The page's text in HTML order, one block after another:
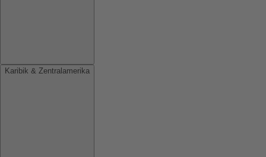
Karibik & Zentralamerika